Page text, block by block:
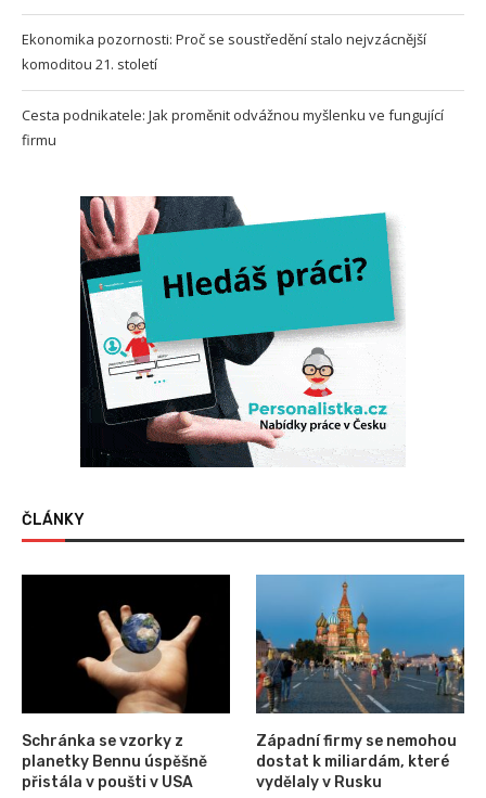
Ekonomika pozornosti: Proč se soustředění stalo nejvzácnější
komoditou 21. století
Cesta podnikatele: Jak proměnit odvážnou myšlenku ve fungující
firmu
ČLÁNKY
Schránka se vzorky z
planetky Bennu úspěšně
přistála v poušti v USA
Západní firmy se nemohou
dostat k miliardám, které
vydělaly v Rusku